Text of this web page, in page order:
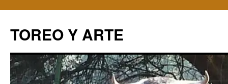
TOREO Y ARTE